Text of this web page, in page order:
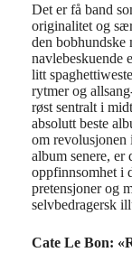
Det er få band
originalitet og
den bobhundske
navlebeskuende
litt
rytmer og
røst sentralt i
absolutt beste
om revolusjonen
album senere, er
oppfinnsomhet i
pretensjoner og
selvbedragersk
Cate Le Bon: